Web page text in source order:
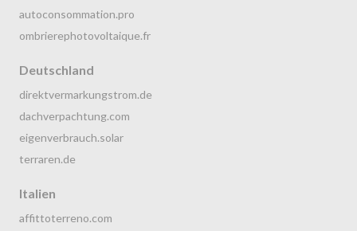
autoconsommation.pro
ombrierephotovoltaique.fr
Deutschland
direktvermarkungstrom.de
dachverpachtung.com
eigenverbrauch.solar
terraren.de
Italien
affittoterreno.com